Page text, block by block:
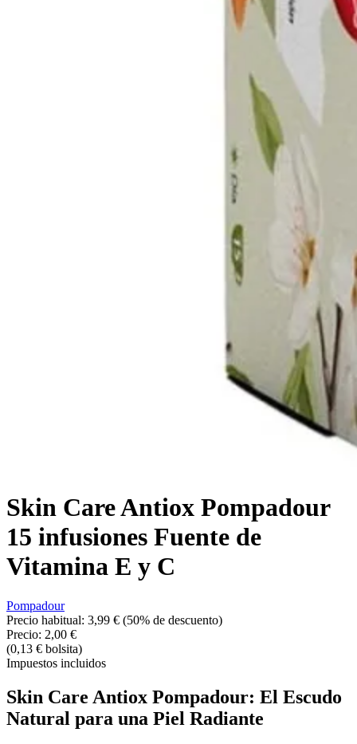
Skin Care Antiox Pompadour
15 infusiones Fuente de
Vitamina E y C
Pompadour
Precio habitual: 3,99 € (50% de descuento)
Precio: 2,00 €
(0,13 € bolsita)
Impuestos incluidos
Skin Care Antiox Pompadour: El Escudo
Natural para una Piel Radiante